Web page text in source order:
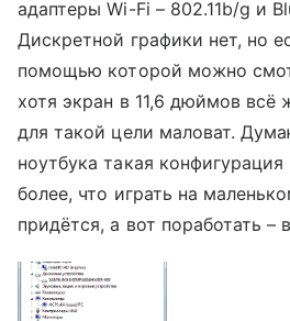
адаптеры Wi-Fi – 802.11b/g и
Дискретной графики нет, но
помощью которой можно
хотя экран в 11,6 дюймов всё
для такой цели маловат.
ноутбука такая
более, что играть на
придётся, а вот поработать –